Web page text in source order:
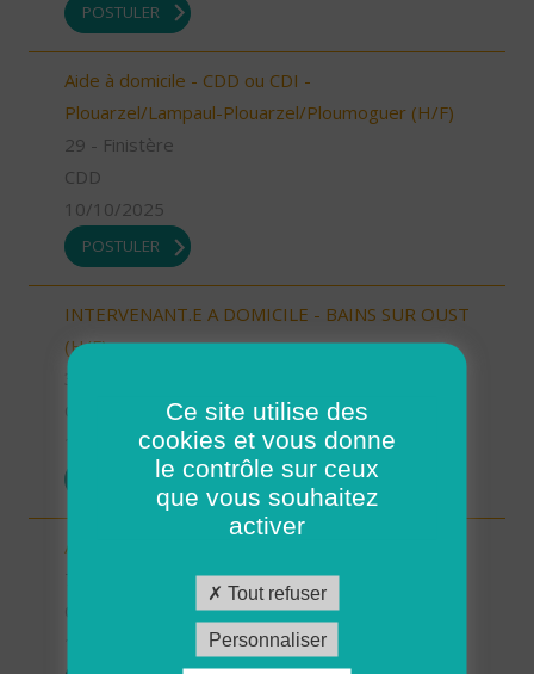
POSTULER
Aide à domicile - CDD ou CDI -
Plouarzel/Lampaul-Plouarzel/Ploumoguer (H/F)
29 - Finistère
CDD
10/10/2025
POSTULER
INTERVENANT.E A DOMICILE - BAINS SUR OUST
(H/F)
10/10/2025
POSTULER
Auxiliaire de vie sociale - Randens (73220) (H/F)
Ce site utilise des
cookies et vous donne
le contrôle sur ceux
que vous souhaitez
activer
Tout refuser
Personnaliser